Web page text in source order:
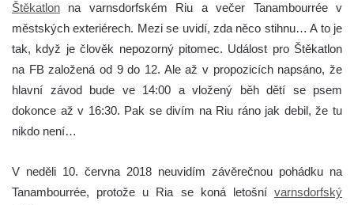
Štěkatlon na varnsdorfském Riu a večer Tanambourrée v
městských exteriérech. Mezi se uvidí, zda něco stihnu… A to je
tak, když je člověk nepozorný pitomec. Událost pro Štěkatlon
na FB založená od 9 do 12. Ale až v propozicích napsáno, že
hlavní závod bude ve 14:00 a vložený běh dětí se psem
dokonce až v 16:30. Pak se divím na Riu ráno jak debil, že tu
nikdo není…
V neděli 10. června 2018 neuvidím závěrečnou pohádku na
Tanambourrée, protože u Ria se koná letošní varnsdorfský